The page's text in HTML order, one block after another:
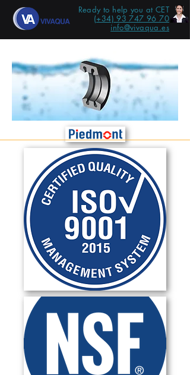
Ready to help you at CET
(+34) 93 747 96 70
info@vivaqua.es